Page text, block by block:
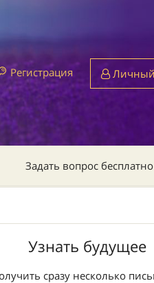
Регистрация
Задать вопрос бесплатно
Узнать будущее
сразу несколько